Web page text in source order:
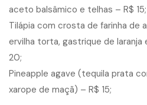
aceto balsâmico e telhas – R$ 15;
Tilápia com crosta de farinha de
ervilha torta, gastrique de laranja
20;
Pineapple agave (tequila prata
xarope de maçã) – R$ 15;